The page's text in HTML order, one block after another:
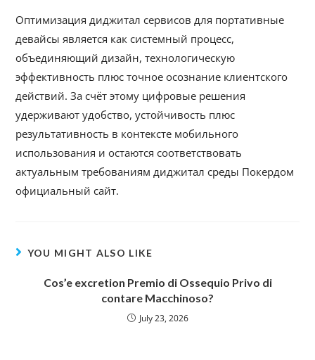
Оптимизация диджитал сервисов для портативные
девайсы является как системный процесс,
объединяющий дизайн, технологическую
эффективность плюс точное осознание клиентского
действий. За счёт этому цифровые решения
удерживают удобство, устойчивость плюс
результативность в контексте мобильного
использования и остаются соответствовать
актуальным требованиям диджитал среды Покердом
официальный сайт.
YOU MIGHT ALSO LIKE
Cos’e excretion Premio di Ossequio Privo di
contare Macchinoso?
July 23, 2026